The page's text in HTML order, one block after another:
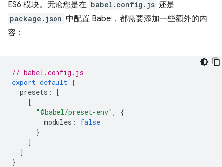
ES6 模块。无论您是在 babel.config.js 还是
package.json 中配置 Babel，都需要添加一些额外的内
容：
// babel.config.js
export default {
presets :
[
[
"@babel/preset-env" ,
{
modules :
false
}
]
]
}